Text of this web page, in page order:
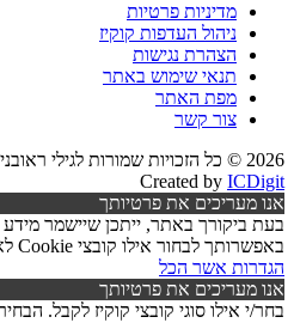
מדיניות פרטיות
ניהול העדפות קוקיז
הצהרת נגישות
תנאי שימוש באתר
מפת האתר
צור קשר
2026 © כל הזכויות שמורות לגילי ראובני
Created by ICDigit
אנו מעריכים את פרטיותך
באפשרותך לבחור אילו קובצי Cookie לאפשר, אך חסימה של חלקם עשויה לפגוע בפעילות האתר ובאיכות השירותים.
הגדרות אשר הכל
אנו מעריכים את פרטיותך
בחר/י אילו סוגי קובצי קוקיז לקבל.